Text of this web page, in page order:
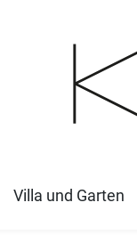
Villa und Garten